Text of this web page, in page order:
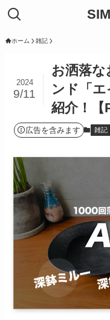
ホーム 雑記
お洒落な
ンド「
紹介！【
2024
9/11
広告を含みます 雑記